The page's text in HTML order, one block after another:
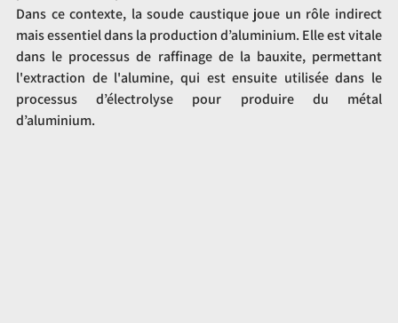
Dans ce contexte, la soude caustique joue un rôle indirect
mais essentiel dans la production d’aluminium. Elle est vitale
dans le processus de raffinage de la bauxite, permettant
l'extraction de l'alumine, qui est ensuite utilisée dans le
processus d’électrolyse pour produire du métal
d’aluminium.